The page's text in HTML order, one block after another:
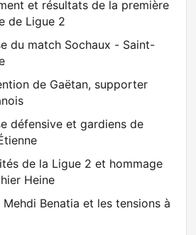
et résultats de la première
de Ligue 2
du match Sochaux - Saint-
de Gaëtan, supporter
défensive et gardiens de
de la Ligue 2 et hommage
Heine
Mehdi Benatia et les tensions à